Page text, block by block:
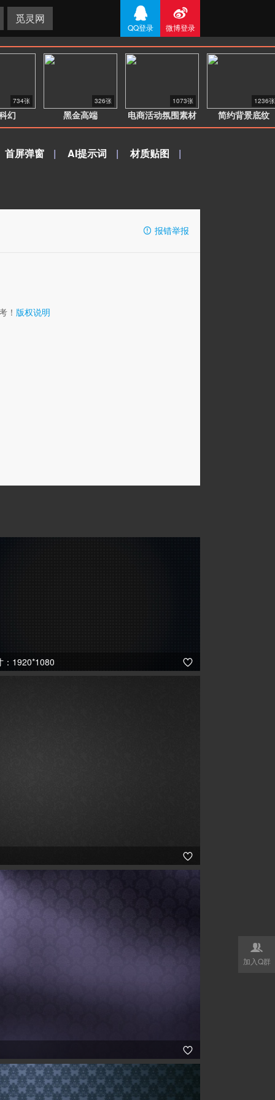
觅灵网 
QQ登录

微博登录
幻
734张
黑金高端
326张
电商活动氛围素材
1073张
简约背景底纹
1236张
首屏弹窗 | AI提示词 | 材质贴图 |
 报错举报
！ 版权说明
：1920*1080 



加入Q群